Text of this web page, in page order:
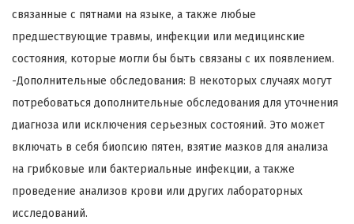
связанные с пятнами на языке, а также любые
предшествующие травмы, инфекции или медицинские
состояния, которые могли бы быть связаны с их появлением.
-Дополнительные обследования: В некоторых случаях могут
потребоваться дополнительные обследования для уточнения
диагноза или исключения серьезных состояний. Это может
включать в себя биопсию пятен, взятие мазков для анализа
на грибковые или бактериальные инфекции, а также
проведение анализов крови или других лабораторных
исследований.